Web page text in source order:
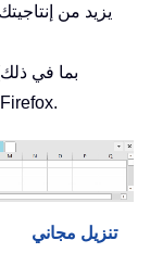
Excel)، تمامًا كما في Chrome وEdge وFirefox.
تنزيل مجاني